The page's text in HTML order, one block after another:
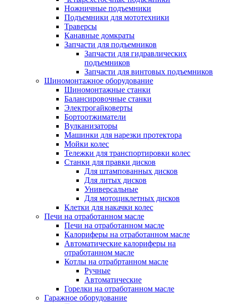
Ножничные подъемники
Подъемники для мототехники
Траверсы
Канавные домкраты
Запчасти для подъемников
Запчасти для гидравлических
подъемников
Запчасти для винтовых подъемников
Шиномонтажное оборудование
Шиномонтажные станки
Балансировочные станки
Электрогайковерты
Бортоотжиматели
Вулканизаторы
Машинки для нарезки протектора
Мойки колес
Тележки для транспортировки колес
Станки для правки дисков
Для штампованных дисков
Для литых дисков
Универсальные
Для мотоциклетных дисков
Клетки для накачки колес
Печи на отработанном масле
Печи на отработанном масле
Калориферы на отработанном масле
Автоматические калориферы на
отработанном масле
Котлы на отрабртанном масле
Ручные
Автоматические
Горелки на отработанном масле
Гаражное оборудование